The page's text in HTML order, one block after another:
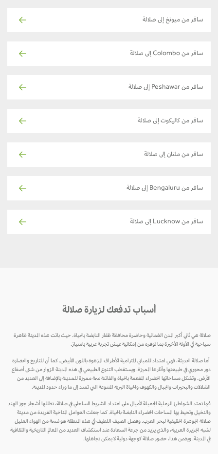
سافر من ميونخ إلى صلالة
سافر من Colombo إلى صلالة
سافر من Peshawar إلى صلالة
سافر من كاليكوت إلى صلالة
سافر من ملتان إلى صلالة
سافر من Bengaluru إلى صلالة
سافر من Lucknow إلى صلالة
أسباب تدفعك لزيارة صلالة
صلالة هي ثاني أكبر المدن العُمانية وحاضرة محافظة ظفار النابضة بالحياة. حيث باتت هذه المدينة ظاهرة
سياحية في الآونة الأخيرة بما توفره من إمكانية عيش تجربة عربية بامتياز.
أما صلالة الحديثة، فهي امتداد للمباني المترامية الأطراف المزهوة باللون الأبيض. كما أن للتاريخ والحضارة
دور محوري في طبيعتها وآثارها المميزة. ويستقطب التنوع الطبيعي في هذه المدينة الزوار من شتى أصقاع
الأرض. وتشكل مساحاتها الخضراء المفعمة بالحياة والفاتنة سمة مميزة للمدينة بالإضافة إلى العديد من
الشلالات والبحيرات والجبال والكهوف والحياة البرية المتنوعة التي تمتد إلى ما وراء حدود المدينة.
فيما تمتد الشواطئ الرملية الجميلة لأميال على امتداد الشريط الساحلي في صلالة، تظللها أشجار جوز الهند
والنخيل وتحيط بها المساحات الخضراء النابضة بالحياة. كما جعلت العوامل المناخية الفريدة من مدينة
صلالة الجوهرة الحقيقية لبحر العرب. وفصل الصيف اللطيف في هذه المنطقة هو نسمة من الهواء العليل
لشبه الجزيرة العربية، والذي يزيد من جرعة السعادة عند استكشاف العديد من المعالم التاريخية والثقافية
في المدينة. ويضمن هذا، حضور صلالة كوجهة دولية لا يمكن تجاهلها.